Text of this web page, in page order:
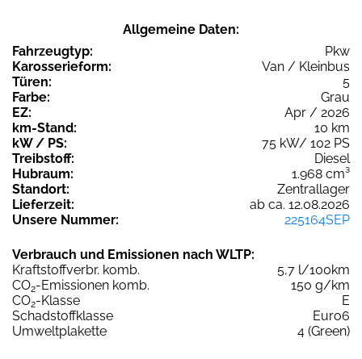
Allgemeine Daten:
Fahrzeugtyp:
Pkw
Karosserieform:
Van / Kleinbus
Türen:
5
Farbe:
Grau
EZ:
Apr / 2026
km-Stand:
10 km
kW / PS:
75 kW/ 102 PS
Treibstoff:
Diesel
Hubraum:
1.968 cm³
Standort:
Zentrallager
Lieferzeit:
ab ca. 12.08.2026
Unsere Nummer:
225164SEP
Verbrauch und Emissionen nach WLTP:
Kraftstoffverbr. komb.
5,7 l/100km
CO2-Emissionen komb.
150 g/km
CO2-Klasse
E
Schadstoffklasse
Euro6
Umweltplakette
4 (Green)